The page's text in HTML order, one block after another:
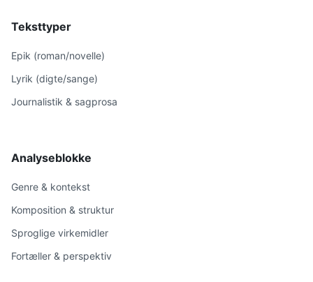
Teksttyper
Epik (roman/novelle)
Lyrik (digte/sange)
Journalistik & sagprosa
Analyseblokke
Genre & kontekst
Komposition & struktur
Sproglige virkemidler
Fortæller & perspektiv